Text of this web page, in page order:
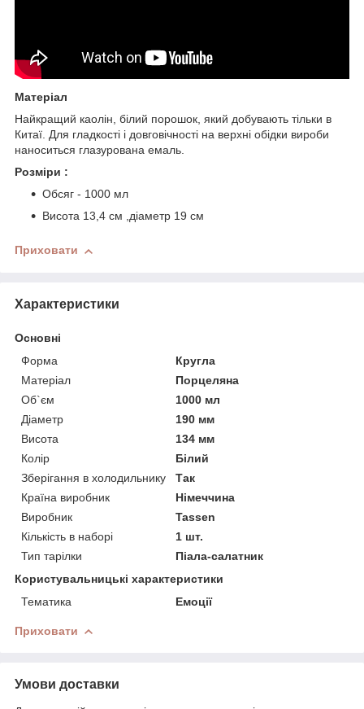
Матеріал
Найкращий каолін, білий порошок, який добувають тільки в
Китаї. Для гладкості і довговічності на верхні обідки вироби
наноситься глазурована емаль.
Розміри :
Обсяг - 1000 мл
Висота 13,4 см ,діаметр 19 см
Приховати
Характеристики
Основні
Форма
Кругла
Матеріал
Порцеляна
Об`єм
1000 мл
Діаметр
190 мм
Висота
134 мм
Колір
Білий
Зберігання в холодильнику
Так
Країна виробник
Німеччина
Виробник
Tassen
Кількість в наборі
1 шт.
Тип тарілки
Піала-салатник
Користувальницькі характеристики
Тематика
Емоції
Приховати
Умови доставки